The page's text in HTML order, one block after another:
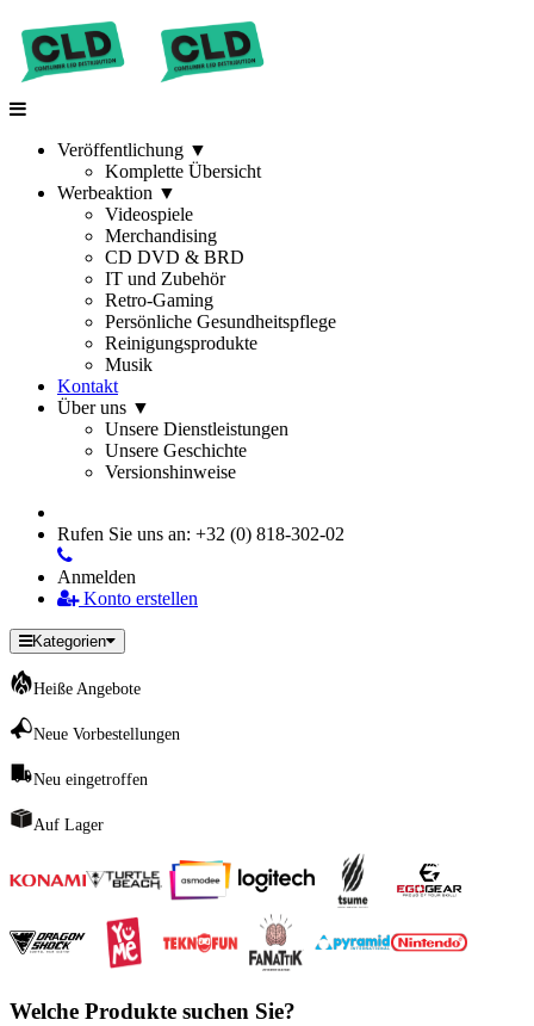
Veröffentlichung ▼
Komplette Übersicht
Werbeaktion ▼
Videospiele
Merchandising
CD DVD & BRD
IT und Zubehör
Retro-Gaming
Persönliche Gesundheitspflege
Reinigungsprodukte
Musik
Kontakt
Über uns ▼
Unsere Dienstleistungen
Unsere Geschichte
Versionshinweise
Rufen Sie uns an: +32 (0) 818-302-02
Anmelden
Konto erstellen
Kategorien
Heiße Angebote
Neue Vorbestellungen
Neu eingetroffen
Auf Lager
Welche Produkte suchen Sie?